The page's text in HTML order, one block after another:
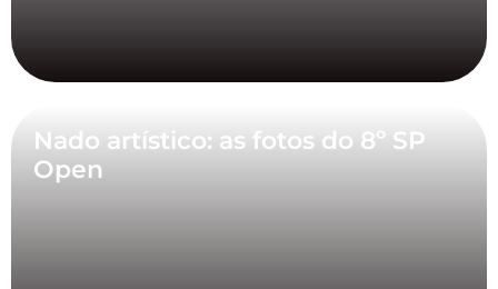
Nado artístico: as fotos do 8º SP
Open